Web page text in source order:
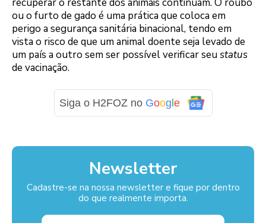
ou o furto de gado é uma prática que coloca em
perigo a segurança sanitária binacional, tendo em
vista o risco de que um animal doente seja levado de
um país a outro sem ser possível verificar seustatus
de vacinação.
Siga o H2FOZ no Goog e
Newsletter
Cadastre-se na nossa newsletter e fique por dentro
do que realmente importa.